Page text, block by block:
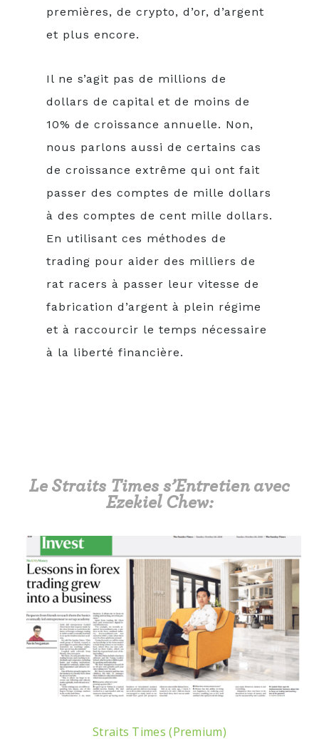
premières, de crypto, d’or, d’argent
et plus encore.
Il ne s’agit pas de millions de
dollars de capital et de moins de
10% de croissance annuelle. Non,
nous parlons aussi de certains cas
de croissance extrême qui ont fait
passer des comptes de mille dollars
à des comptes de cent mille dollars.
En utilisant ces méthodes de
trading pour aider des milliers de
rat racers à passer leur vitesse de
fabrication d’argent à plein régime
et à raccourcir le temps nécessaire
à la liberté financière.
Le Straits Times s’Entretien avec
Ezekiel Chew:
Straits Times (Premium)